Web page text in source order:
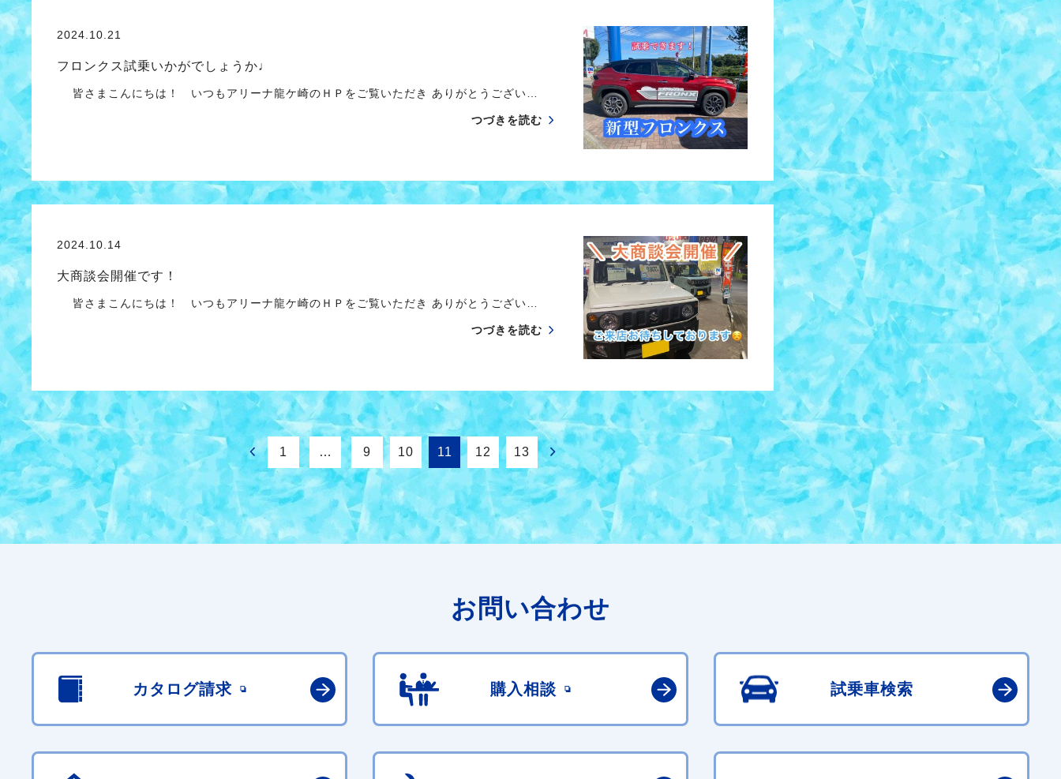
2024.10.21
フロンクス試乗いかがでしょうか♩
皆さまこんにちは！ いつもアリーナ龍ケ崎のＨＰをご覧いただき ありがとうござい…
つづきを読む
2024.10.14
大商談会開催です！
皆さまこんにちは！ いつもアリーナ龍ケ崎のＨＰをご覧いただき ありがとうござい…
つづきを読む
1 … 9 10 11 12 13
お問い合わせ
カタログ請求 購入相談 試乗車検索